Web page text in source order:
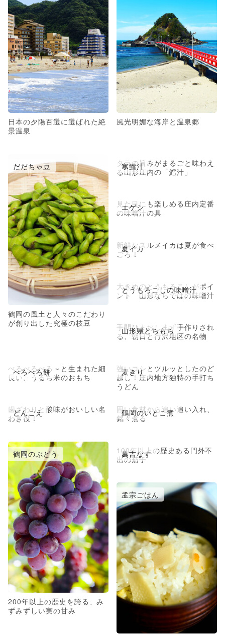
日本の夕陽百選に選ばれた絶
景温泉
風光明媚な海岸と温泉郷
だだちゃ豆
鶴岡の風土と人々のこだわり
が創り出した究極の枝豆
寒鱈汁
タラの旨みがまるごと味わえ
る山形庄内の「鱈汁」
エゲシ
見た目にも楽しめる庄内定番
の味噌汁の具
夏イカ
新鮮なスルメイカは夏が食べ
ごろ！
とうもろこしの味噌汁
大きめのとうもろこしがポイ
ント 山形ならではの味噌汁
山形県とちもち
手間ひまおしまず手作りされ
る、朝日と行沢地区の名物
べろべろ餅
べろべろべろ～と生まれた細
長い、うるち米のおもち
麦きり
強いコシとツルッとしたのど
越し！庄内地方独特の手打ち
うどん
どんごえ
歯ざわりと酸味がおいしい名
わき役！
鶴岡のいとこ煮
固い食材から追い追い入れ、
銘々煮る
鶴岡のぶどう
200年以上の歴史を誇る、み
ずみずしい実の甘み
萬吉なす
100年以上の歴史ある門外不
出の茄子
孟宗ごはん